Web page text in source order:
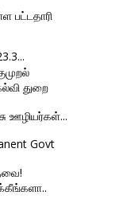
பட்டதாரி
துறை
ஊழியர்கள்...
Govt